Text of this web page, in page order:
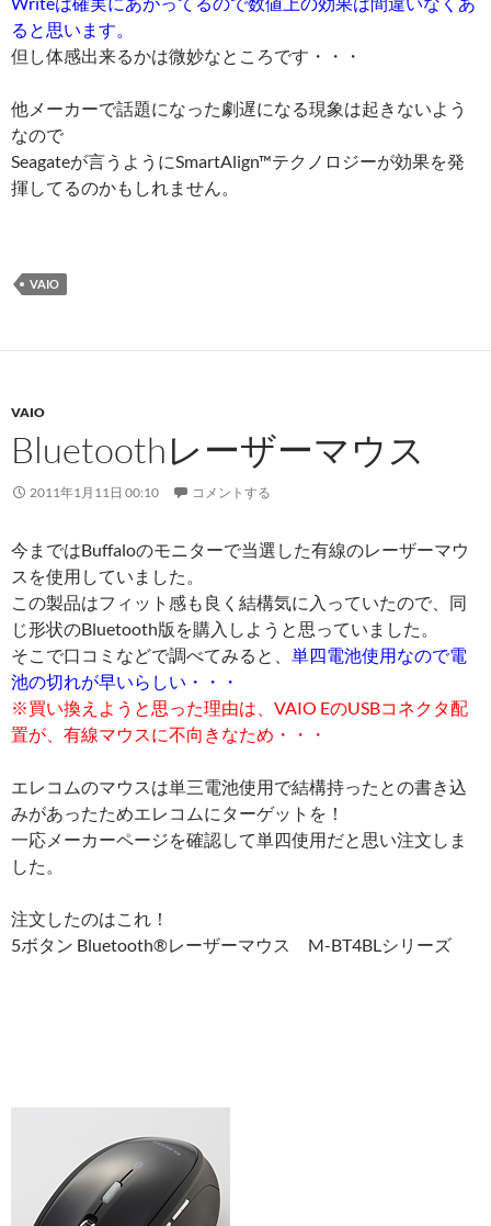
ると思います。
但し体感出来るかは微妙なところです・・・
他メーカーで話題になった劇遅になる現象は起きないよう
なので
Seagateが言うようにSmartAlign™テクノロジーが効果を発
揮してるのかもしれません。
VAIO
VAIO
Bluetoothレーザーマウス
2011年1月11日 00:10 コメントする
今まではBuffaloのモニターで当選した有線のレーザーマウ
スを使用していました。
この製品はフィット感も良く結構気に入っていたので、同
じ形状のBluetooth版を購入しようと思っていました。
そこで口コミなどで調べてみると、 単四電池使用なので電
池の切れが早いらしい・・・
※買い換えようと思った理由は、VAIO EのUSBコネクタ配
置が、有線マウスに不向きなため・・・
エレコムのマウスは単三電池使用で結構持ったとの書き込
みがあったためエレコムにターゲットを！
一応メーカーページを確認して単四使用だと思い注文しま
した。
注文したのはこれ！
5ボタン Bluetooth®レーザーマウス M-BT4BLシリーズ